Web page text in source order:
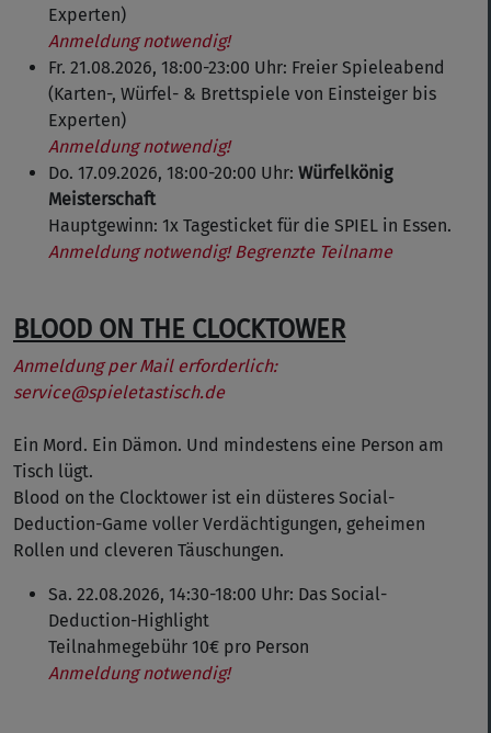
Experten)
Anmeldung notwendig!
Fr. 21.08.2026, 18:00-23:00 Uhr: Freier Spieleabend
(Karten-, Würfel- & Brettspiele von Einsteiger bis
Experten)
Anmeldung notwendig!
Do. 17.09.2026, 18:00-20:00 Uhr: Würfelkönig
Meisterschaft
Hauptgewinn: 1x Tagesticket für die SPIEL in Essen.
Anmeldung notwendig! Begrenzte Teilname
BLOOD ON THE CLOCKTOWER
Anmeldung per Mail erforderlich:
service@spieletastisch.de
Ein Mord. Ein Dämon. Und mindestens eine Person am
Tisch lügt.
Blood on the Clocktower ist ein düsteres Social-
Deduction-Game voller Verdächtigungen, geheimen
Rollen und cleveren Täuschungen.
Sa. 22.08.2026, 14:30-18:00 Uhr: Das Social-
Deduction-Highlight
Teilnahmegebühr 10€ pro Person
Anmeldung notwendig!